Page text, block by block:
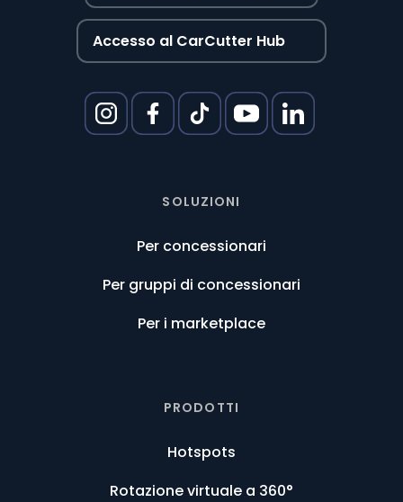
SOLUZIONI
Per concessionari
Per gruppi di concessionari
Per i marketplace
PRODOTTI
Hotspots
Rotazione virtuale a 360°
Accesso al CarCutter Hub